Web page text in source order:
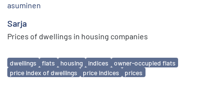
asuminen
Sarja
Prices of dwellings in housing companies
Avainsanat
dwellings flats housing indices
owner-occupied flats
price index of dwellings
price indices prices